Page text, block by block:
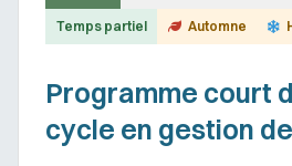
Temps partiel Automne
Programme court
cycle en gestion